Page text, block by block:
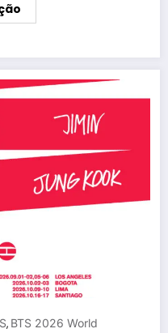
, BTS 2026 World